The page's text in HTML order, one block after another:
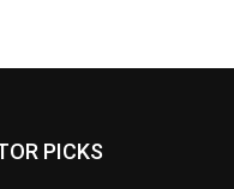
PICKS